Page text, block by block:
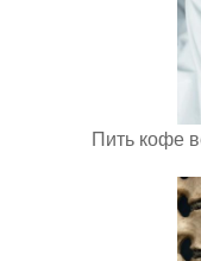
Пить кофе